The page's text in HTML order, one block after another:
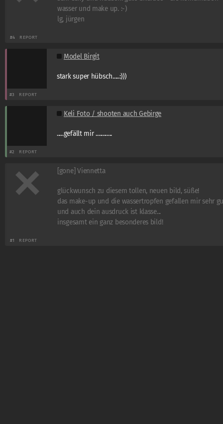
wasser und make up. :-)
lg, jürgen
#4 REPORT
Model Birgit
stark super hübsch.....:)))
#3 REPORT
Keli Foto / shooten auch Gebirge
.....gefällt mir ............
#2 REPORT
[gone] Viennetta
glückwunsch zu diesem tollen, neuen bild, süße!
das make-up und die wassertropfen gefallen mir sehr
und auch dein ausdruck ist klasse...
insgesamt ein ganz besonderes bild!
#1 REPORT